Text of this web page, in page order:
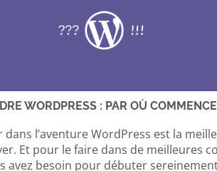
WORDPRESS : PAR OÙ
dans l’aventure WordPress est la
Et pour le faire dans de meilleures
avez besoin pour débuter